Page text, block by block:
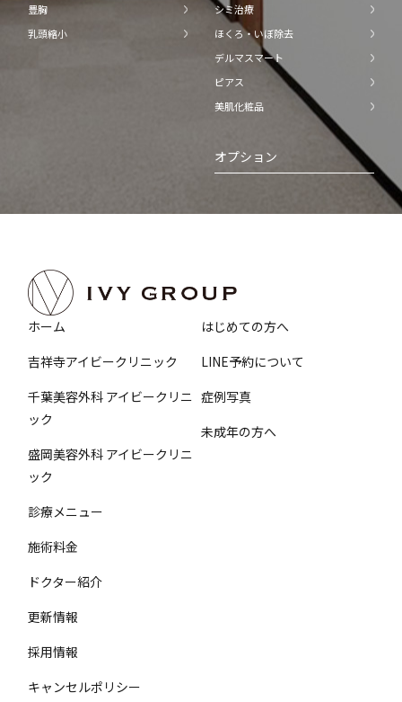
豊胸
乳頭縮小
シミ治療
ほくろ・いぼ除去
デルマスマート
ピアス
美肌化粧品
オプション
ホーム
吉祥寺アイビークリニック
千葉美容外科 アイビークリニ
ック
盛岡美容外科 アイビークリニ
ック
診療メニュー
施術料金
ドクター紹介
はじめての方へ
LINE予約について
症例写真
未成年の方へ
更新情報
採用情報
キャンセルポリシー